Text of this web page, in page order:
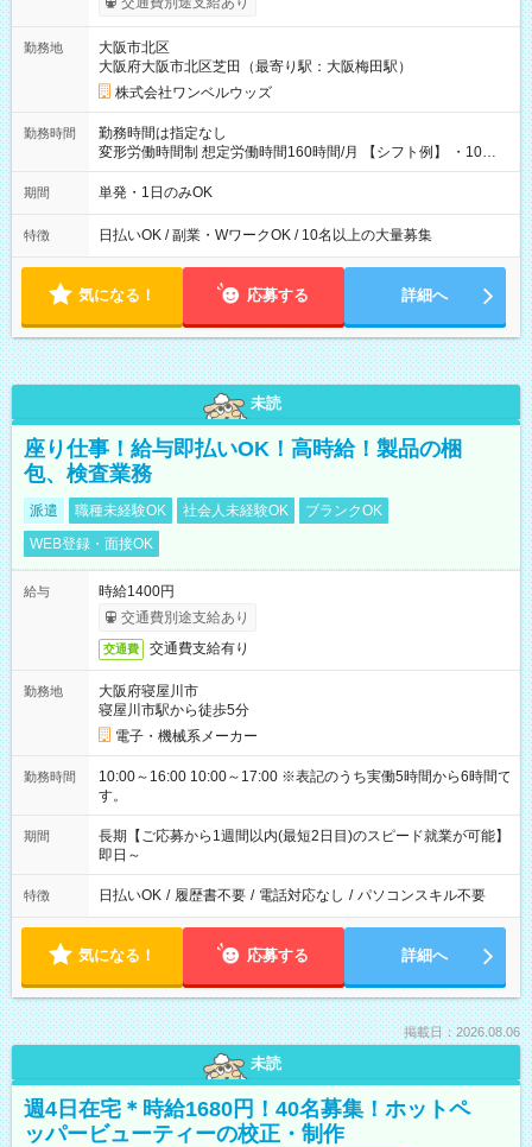
勤務地
大阪市北区
大阪府大阪市北区芝田（最寄り駅：大阪梅田駅）
株式会社ワンベルウッズ
勤務時間
勤務時間は指定なし
変形労働時間制 想定労働時間160時間/月 【シフト例】 ・10：
00～20：00
期間 単発・1日のみOK
特徴 日払いOK / 副業・WワークOK / 10名以上の大量募集
気になる！ 応募する 詳細へ
未読
座り仕事！給与即払いOK！高時給！製品の梱
包、検査業務
派遣 職種未経験OK 社会人未経験OK
ブランクOK
WEB登録・面接OK
給与
時給1400円
交通費別途支給あり
交通費 交通費支給有り
勤務地
大阪府寝屋川市
寝屋川市駅から徒歩5分
電子・機械系メーカー
勤務時間
10:00～16:00 10:00～17:00 ※表記のうち実働5時間から6時間で
す。
期間
長期【ご応募から1週間以内(最短2日目)のスピード就業が可能】
即日～
特徴 日払いOK / 履歴書不要 / 電話対応なし / パソコンスキル不要
気になる！ 応募する 詳細へ
掲載日：2026.08.06
未読
週4日在宅＊時給1680円！40名募集！ホットペ
ッパービューティーの校正・制作